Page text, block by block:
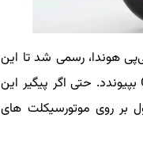
هوندا، رسمی شد تا این
موتورسوار که شش دوره از ۱۵ دوره قهرمانی های فصل هوندا را رقم زده، به Gresini بپیوندد. حتی اگر پیگیر این
در فصل ۲۰۲۴، نام و نشان رپسول بر روی موتورسیکلت های